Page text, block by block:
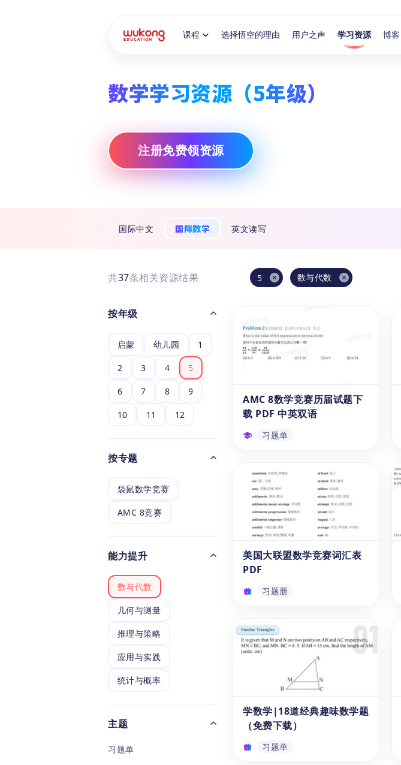
课程 选择悟空的理由 用户之声 学习资源 博客
数学学习资源（5年级）
注册免费领资源
国际中文 国际数学 英文读写
共37条相关资源结果 5 数与代数
按年级
启蒙 幼儿园 1
2 3 4 5
6 7 8 9
10 11 12
按专题
袋鼠数学竞赛
AMC 8竞赛
能力提升
数与代数
几何与测量
推理与策略
应用与实践
统计与概率
主题
习题单
AMC 8数学竞赛历届试题下
载 PDF 中英双语
习题单
载 PDF 中英双语
《AMC 8数学竞赛历届试题 中
英双语》PDF为 11-14 岁准备参
加 AMC 8考试的学生提供了丰
富的真题及模拟试题资源。其中
包含2022-2024年的真题、答案
及解析，还有3套2025年最新精
心准备的模拟试题及详解。内容
紧密围绕考试知识点，有助于学
快下载PDF，感受竞赛真题，为
考试助力吧！
习题单
美国大联盟数学竞赛词汇表
PDF
习题册
美国大联盟数学竞赛词汇表
PDF
想要掌握数学竞赛的关键词汇，
在考试中赢得胜利吗？快来试试
我们专为1-6年级（6-11岁）整
理的《美国大联盟数学竞赛词汇
表》吧！这份词汇表PDF可以免
费下载使用，它集结了近1000
个数学领域的重要英文单词及其
中文解释，涵盖了代数、几何、
习题册
学数学|18道经典趣味数学题
（免费下载）
习题单